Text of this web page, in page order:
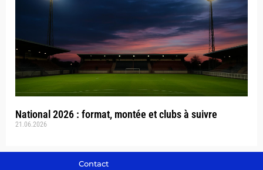
National 2026 : format, montée et clubs à suivre
21.06.2026
Contact